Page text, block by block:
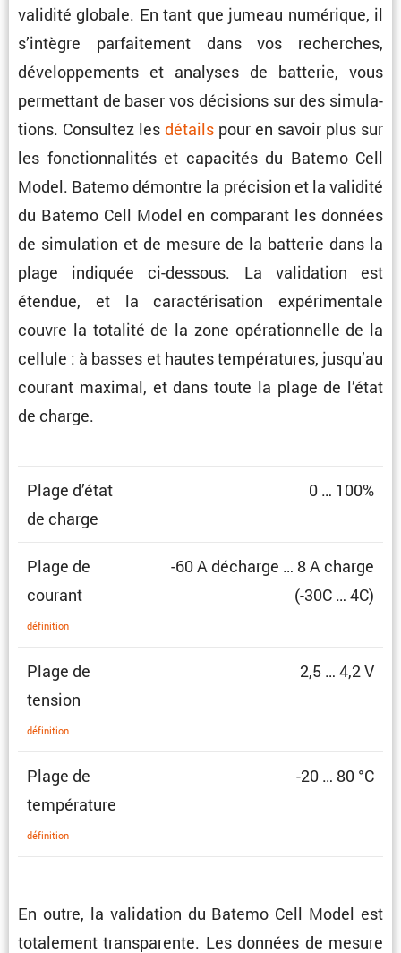
validité globale. En tant que jumeau numérique, il
s’intègre parfai­te­ment dans vos recherches,
dévelop­pe­ments et analyses de batterie, vous
permet­tant de baser vos décisions sur des simula­
tions. Consultez les détails pour en savoir plus sur
les fonction­na­lités et capacités du Batemo Cell
Model. Batemo démontre la préci­sion et la validité
du Batemo Cell Model en compa­rant les données
de simula­tion et de mesure de la batterie dans la
plage indiquée ci-dessous. La valida­tion est
étendue, et la carac­té­ri­sa­tion expéri­men­tale
couvre la totalité de la zone opéra­tion­nelle de la
cellule : à basses et hautes tempé­ra­tures, jusqu’au
courant maximal, et dans toute la plage de l’état
de charge.
Plage d’état
de charge
0 … 100%
Plage de
courant
défini­tion
-60 A décharge … 8 A charge
(-30C … 4C)
Plage de
tension
défini­tion
2,5 … 4,2 V
Plage de
température
défini­tion
-20 … 80 °C
En outre, la valida­tion du Batemo Cell Model est
totale­ment trans­pa­rente. Les données de mesure